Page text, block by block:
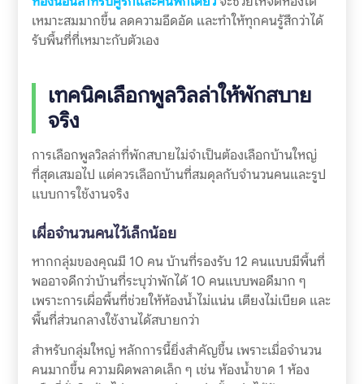
เหมาะสมมากขึ้น ลดความอึดอัด และทำให้ทุกคนรู้สึกว่าได้
รับพื้นที่ที่เหมาะกับตัวเอง
เทคนิคเลือกพูลวิลล่าให้พักสบาย
จริง
การเลือกพูลวิลล่าที่พักสบายไม่จำเป็นต้องเลือกบ้านใหญ่
ที่สุดเสมอไป แต่ควรเลือกบ้านที่สมดุลกับจำนวนคนและรูป
แบบการใช้งานจริง
เผื่อจำนวนคนไว้เล็กน้อย
หากกลุ่มของคุณมี 10 คน บ้านที่รองรับ 12 คนแบบมีพื้นที่
พออาจดีกว่าบ้านที่ระบุว่าพักได้ 10 คนแบบพอดีมาก ๆ
เพราะการเผื่อพื้นที่ช่วยให้ห้องน้ำไม่แน่น เตียงไม่เบียด และ
พื้นที่ส่วนกลางใช้งานได้สบายกว่า
สำหรับกลุ่มใหญ่ หลักการนี้ยิ่งสำคัญขึ้น เพราะเมื่อจำนวน
คนมากขึ้น ความผิดพลาดเล็ก ๆ เช่น ห้องน้ำขาด 1 ห้อง